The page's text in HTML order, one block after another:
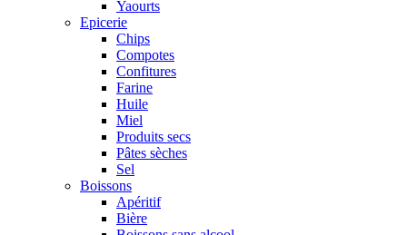
Yaourts
Epicerie
Chips
Compotes
Confitures
Farine
Huile
Miel
Produits secs
Pâtes sèches
Sel
Boissons
Apéritif
Bière